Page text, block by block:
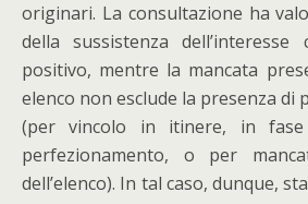
originari. La consultazione ha
della sussistenza
positivo, mentre la mancata
elenco non esclude la presenza di
(per vincolo in itinere, in
perfezionamento, o per
dell’elenco). In tal caso, dunque,